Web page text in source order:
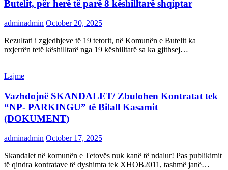
Butelit, për herë të parë 8 këshilltarë shqiptar
adminadmin October 20, 2025
Rezultati i zgjedhjeve të 19 tetorit, në Komunën e Butelit ka
nxjerrën tetë këshilltarë nga 19 këshilltarë sa ka gjithsej…
Lajme
Vazhdojnë SKANDALET/ Zbulohen Kontratat tek
“NP- PARKINGU” të Bilall Kasamit
(DOKUMENT)
adminadmin October 17, 2025
Skandalet në komunën e Tetovës nuk kanë të ndalur! Pas publikimit
të qindra kontratave të dyshimta tek XHOB2011, tashmë janë…